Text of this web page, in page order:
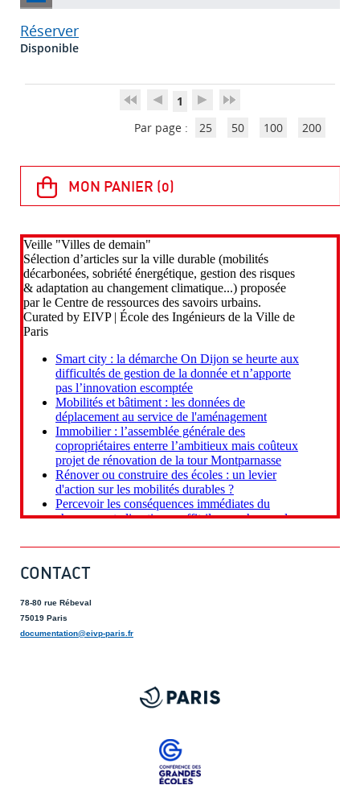
Réserver
Disponible
1
Par page :
25 50 100 200
CONTACT
78-80 rue Rébeval
75019 Paris
documentation@eivp-paris.fr